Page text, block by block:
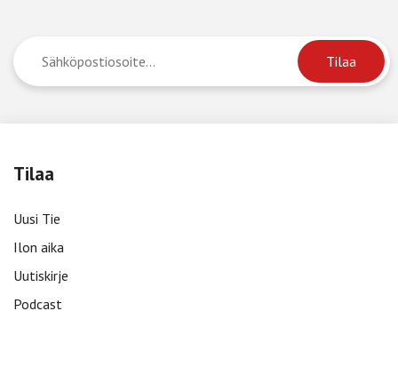
Tilaa
Uusi Tie
Ilon aika
Uutiskirje
Podcast